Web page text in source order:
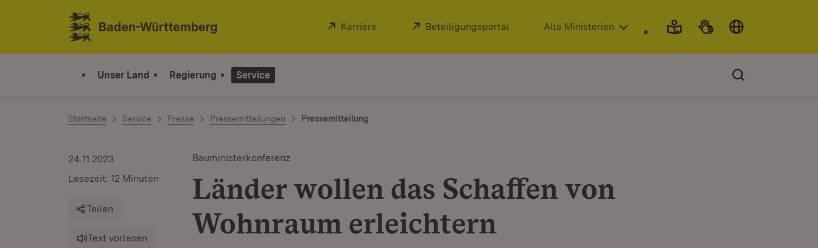
Zum Inhalt springen
Link zur Startseite
Extern:
Karriere (Öffnet in neuem Fenster)
Extern:
Beteiligungsportal (Öffnet in neuem Fenster)
Alle Ministerien
Unser Land Regierung Service
Startseite Service Presse Pressemitteilungen Pressemitteilung
Bauministerkonferenz
Länder wollen das Schaffen von
Wohnraum erleichtern
24.11.2023
Lesezeit: 12 Minuten
Teilen
Text vorlesen